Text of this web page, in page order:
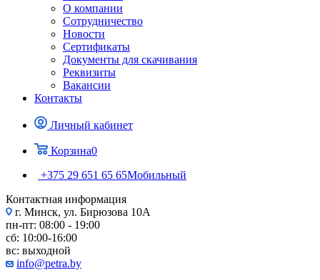
О компании
Сотрудничество
Новости
Сертификаты
Документы для скачивания
Реквизиты
Вакансии
Контакты
Личный кабинет
Корзина0
+375 29 651 65 65Мобильный
Контактная информация
г. Минск, ул. Бирюзова 10А
пн-пт: 08:00 - 19:00
сб: 10:00-16:00
вс: выходной
info@petra.by